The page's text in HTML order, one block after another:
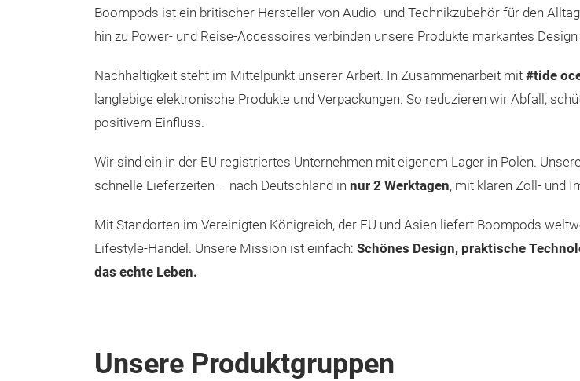
Boompods ist ein britischer Hersteller von Audio- und Technikzubehör für den
hin zu Power- und Reise-Accessoires verbinden unsere Produkte markantes
Nachhaltigkeit steht im Mittelpunkt unserer Arbeit. In Zusammenarbeit mit #tide
langlebige elektronische Produkte und Verpackungen. So reduzieren wir Abfall,
positivem Einfluss.
Wir sind ein in der EU registriertes Unternehmen mit eigenem Lager in Polen.
schnelle Lieferzeiten – nach Deutschland in nur 2 Werktagen, mit klaren Zoll- und
Mit Standorten im Vereinigten Königreich, der EU und Asien liefert Boompods
Lifestyle-Handel. Unsere Mission ist einfach: Schönes Design, praktische
das echte Leben.
Unsere Produktgruppen